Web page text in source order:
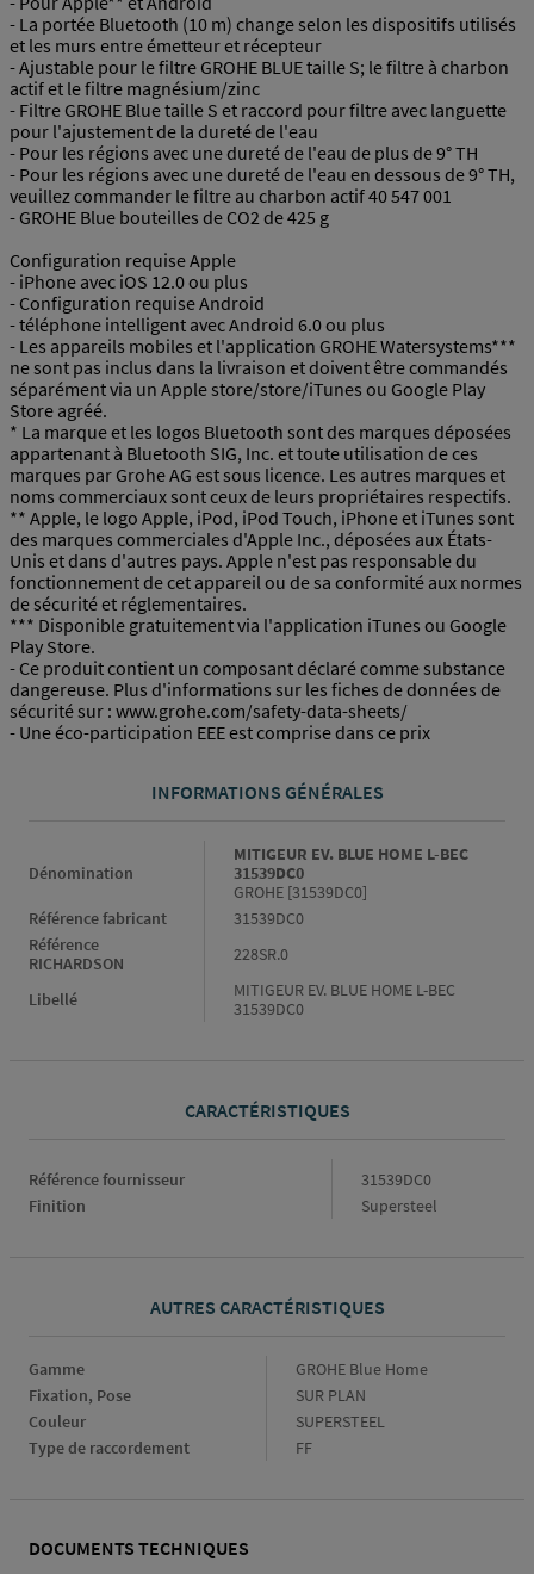
- La portée Bluetooth (10 m) change selon les dispositifs utilisés
et les murs entre émetteur et récepteur
- Ajustable pour le filtre GROHE BLUE taille S; le filtre à charbon
actif et le filtre magnésium/zinc
- Filtre GROHE Blue taille S et raccord pour filtre avec languette
pour l'ajustement de la dureté de l'eau
- Pour les régions avec une dureté de l'eau de plus de 9° TH
- Pour les régions avec une dureté de l'eau en dessous de 9° TH,
veuillez commander le filtre au charbon actif 40 547 001
- GROHE Blue bouteilles de CO2 de 425 g
Configuration requise Apple
- iPhone avec iOS 12.0 ou plus
- Configuration requise Android
- téléphone intelligent avec Android 6.0 ou plus
- Les appareils mobiles et l'application GROHE Watersystems***
ne sont pas inclus dans la livraison et doivent être commandés
séparément via un Apple store/store/iTunes ou Google Play
Store agréé.
* La marque et les logos Bluetooth sont des marques déposées
appartenant à Bluetooth SIG, Inc. et toute utilisation de ces
marques par Grohe AG est sous licence. Les autres marques et
noms commerciaux sont ceux de leurs propriétaires respectifs.
** Apple, le logo Apple, iPod, iPod Touch, iPhone et iTunes sont
des marques commerciales d'Apple Inc., déposées aux États-
Unis et dans d'autres pays. Apple n'est pas responsable du
fonctionnement de cet appareil ou de sa conformité aux normes
de sécurité et réglementaires.
*** Disponible gratuitement via l'application iTunes ou Google
Play Store.
- Ce produit contient un composant déclaré comme substance
dangereuse. Plus d'informations sur les fiches de données de
sécurité sur : www.grohe.com/safety-data-sheets/
- Une éco-participation EEE est comprise dans ce prix
INFORMATIONS GÉNÉRALES
Dénomination
MITIGEUR EV. BLUE HOME L-BEC
31539DC0
GROHE [31539DC0]
Référence fabricant
31539DC0
Référence
RICHARDSON
228SR.0
Libellé
MITIGEUR EV. BLUE HOME L-BEC
31539DC0
CARACTÉRISTIQUES
Caractéristiques
Référence fournisseur
31539DC0
Finition
Supersteel
AUTRES CARACTÉRISTIQUES
Gamme Gamme
GROHE Blue Home
Fixation, Pose
Fixation,
Pose
SUR PLAN
Couleur
Couleur
SUPERSTEEL
Type de raccordement
Type
FF
DOCUMENTS TECHNIQUES